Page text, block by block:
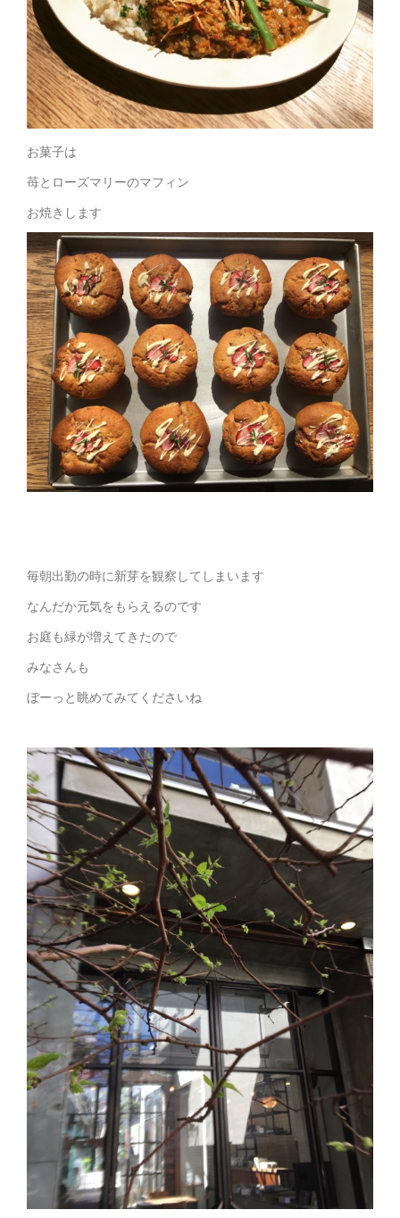
お菓子は
苺とローズマリーのマフィン
お焼きします
毎朝出勤の時に新芽を観察してしまいます
なんだか元気をもらえるのです
お庭も緑が増えてきたので
みなさんも
ぼーっと眺めてみてくださいね